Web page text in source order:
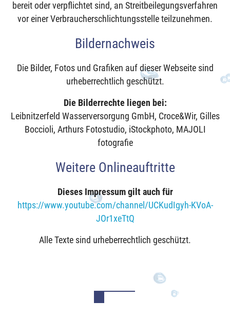
bereit oder verpflichtet sind, an Streitbeilegungsverfahren
vor einer Verbraucherschlichtungsstelle teilzunehmen.
Bildernachweis
Die Bilder, Fotos und Grafiken auf dieser Webseite sind
urheberrechtlich geschützt.
Die Bilderrechte liegen bei:
Leibnitzerfeld Wasserversorgung GmbH, Croce&Wir, Gilles
Boccioli, Arthurs Fotostudio, iStockphoto, MAJOLI
fotografie
Weitere Onlineauftritte
Dieses Impressum gilt auch für
https://www.youtube.com/channel/UCKudIgyh-KVoA-
JOr1xeTtQ
Alle Texte sind urheberrechtlich geschützt.